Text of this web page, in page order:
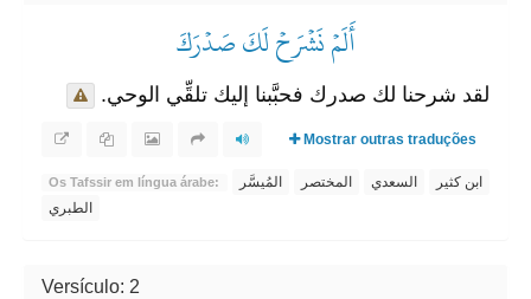
أَلَمۡ نَشۡرَحۡ لَكَ صَدۡرَكَ
لقد شرحنا لك صدرك فحبَّبنا إليك تلقِّي الوحي.
Mostrar outras traduções
Os Tafssir em língua árabe: المُيسَّر المختصر السعدي
ابن كثير
الطبري
Versículo: 2